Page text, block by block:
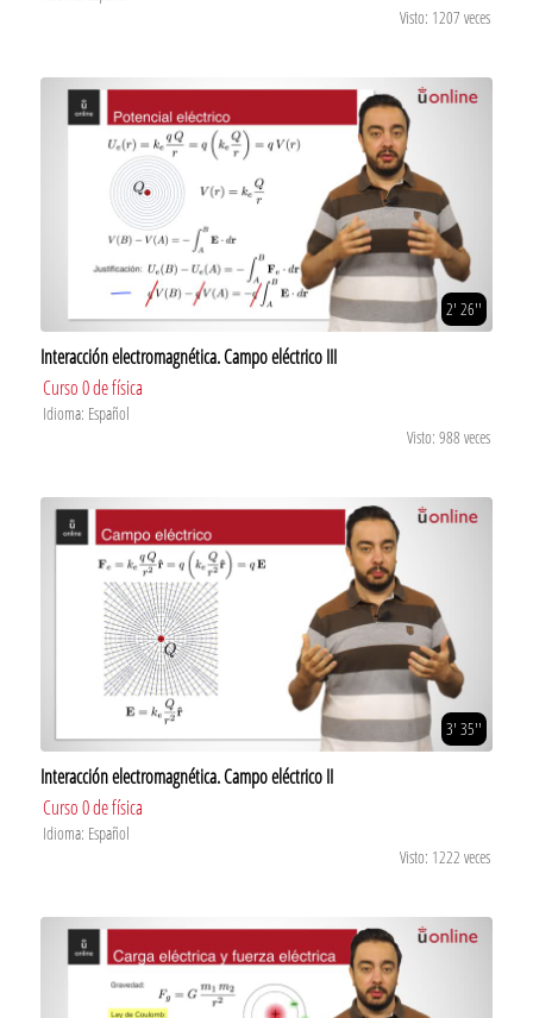
Visto: 1207 veces
2' 26''
Interacción electromagnética. Campo eléctrico III
Curso 0 de física
Idioma: Español
Visto: 988 veces
3' 35''
Interacción electromagnética. Campo eléctrico II
Curso 0 de física
Idioma: Español
Visto: 1222 veces